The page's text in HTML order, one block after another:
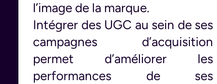
l’image de la marque.
Intégrer des UGC au sein de ses
campagnes d’acquisition
permet d’améliorer les
performances de ses